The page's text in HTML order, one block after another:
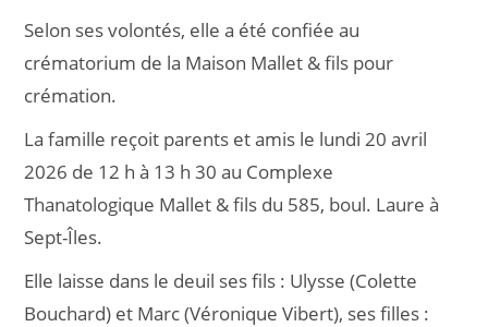
Selon ses volontés, elle a été confiée au
crématorium de la Maison Mallet & fils pour
crémation.
La famille reçoit parents et amis le lundi 20 avril
2026 de 12 h à 13 h 30 au Complexe
Thanatologique Mallet & fils du 585, boul. Laure à
Sept-Îles.
Elle laisse dans le deuil ses fils : Ulysse (Colette
Bouchard) et Marc (Véronique Vibert), ses filles :